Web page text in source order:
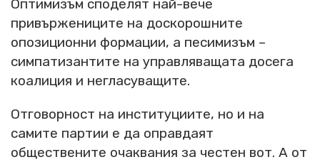
Оптимизъм споделят най-вече
привържениците на доскорошните
опозиционни формации, а песимизъм –
симпатизантите на управляващата досега
коалиция и негласуващите.
Отговорност на институциите, но и на
самите партии е да оправдаят
обществените очаквания за честен вот. А от